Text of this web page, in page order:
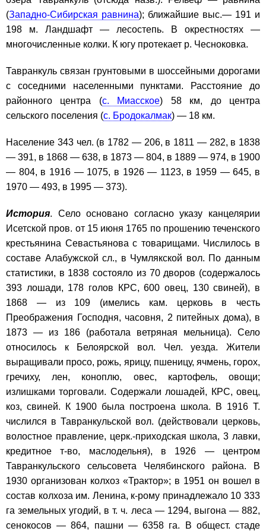
(Западно-Сибирская равнина); ближайшие выс.— 191 и
198 м. Ландшафт — лесостепь. В окрестностях —
многочисленные колки. К югу протекает р. Чесноковка.
Тавранкуль связан грунтовыми в шоссейными дорогами
с соседними населенными пунктами. Расстояние до
районного центра (с. Миасское) 58 км, до центра
сельского поселения (с. Бродокалмак) — 18 км.
Население 343 чел. (в 1782 — 206, в 1811 — 282, в 1838
— 391, в 1868 — 638, в 1873 — 804, в 1889 — 974, в 1900
— 804, в 1916 — 1075, в 1926 — 1123, в 1959 — 645, в
1970 — 493, в 1995 — 373).
История. Село основано согласно указу канцелярии
Исетской пров. от 15 июня 1765 по прошению теченского
крестьянина Севастьянова с товарищами. Числилось в
составе Алабужской сл., в Чумлякской вол. По данным
статистики, в 1838 состояло из 70 дворов (содержалось
393 лошади, 178 голов КРС, 600 овец, 130 свиней), в
1868 — из 109 (имелись кам. церковь в честь
Преображения Господня, часовня, 2 питейных дома), в
1873 — из 186 (работала ветряная мельница). Село
относилось к Белоярской вол. Чел. уезда. Жители
выращивали просо, рожь, ярицу, пшеницу, ячмень, горох,
гречиху, лен, коноплю, овес, картофель, овощи;
излишками торговали. Содержали лошадей, КРС, овец,
коз, свиней. К 1900 была построена школа. В 1916 Т.
числился в Тавранкульской вол. (действовали церковь,
волостное правление, церк.-приходская школа, 3 лавки,
кредитное т-во, маслодельня), в 1926 — центром
Тавранкульского сельсовета Челябинского района. В
1930 организован колхоз «Трактор»; в 1951 он вошел в
состав колхоза им. Ленина, к-рому принадлежало 10 333
га земельных угодий, в т. ч. леса — 1294, выгона — 882,
сенокосов — 864, пашни — 6358 га. В общест. стаде